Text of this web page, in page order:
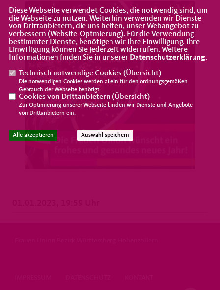
Diese Webseite verwendet Cookies, die notwendig sind, um
die Webseite zu nutzen. Weiterhin verwenden wir Dienste
von Drittanbietern, die uns helfen, unser Webangebot zu
verbessern (Website-Optmierung). Für die Verwendung
bestimmter Dienste, benötigen wir Ihre Einwilligung. Ihre
Einwilligung können Sie jederzeit widerrufen. Weitere
Informationen finden Sie in unserer Datenschutzerklärung.
Technisch notwendige Cookies (Übersicht)
Die notwendigen Cookies werden allein für den ordnungsgemäßen
Gebrauch der Webseite benötigt.
Cookies von Drittanbietern (Übersicht)
Zur Optimierung unserer Webseite binden wir Dienste und Angebote
von Drittanbietern ein.
Alle akzeptieren Auswahl speichern